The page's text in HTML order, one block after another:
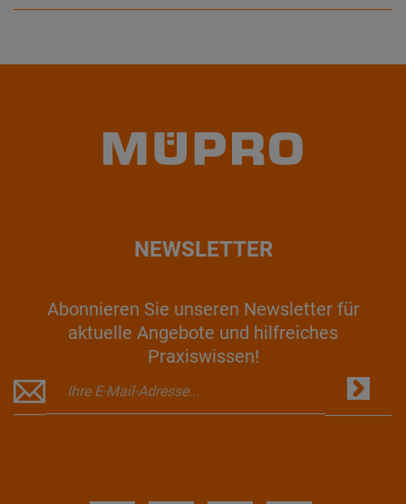
NEWSLETTER
Abonnieren Sie unseren Newsletter für
aktuelle Angebote und hilfreiches
Praxiswissen!